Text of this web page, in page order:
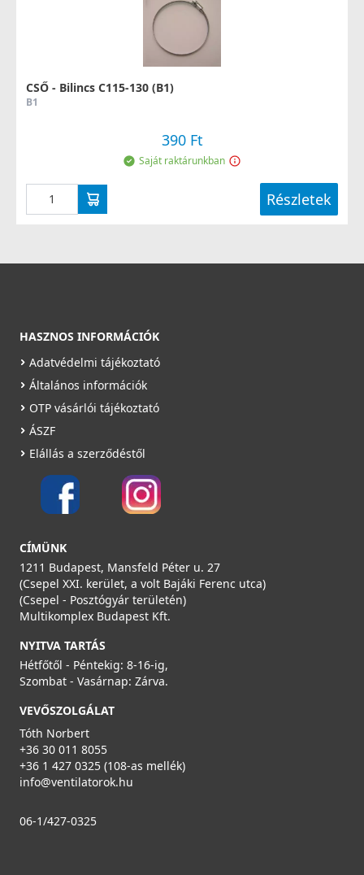
CSŐ - Bilincs C115-130 (B1)
B1
390 Ft
Saját raktárunkban
Részletek
HASZNOS INFORMÁCIÓK
Adatvédelmi tájékoztató
Általános információk
OTP vásárlói tájékoztató
ÁSZF
Elállás a szerződéstől
CÍMÜNK
1211 Budapest, Mansfeld Péter u. 27
(Csepel XXI. kerület, a volt Bajáki Ferenc utca)
(Csepel - Posztógyár területén)
Multikomplex Budapest Kft.
NYITVA TARTÁS
Hétfőtől - Péntekig: 8-16-ig,
Szombat - Vasárnap: Zárva.
VEVŐSZOLGÁLAT
Tóth Norbert
+36 30 011 8055
+36 1 427 0325 (108-as mellék)
info@ventilatorok.hu
06-1/427-0325